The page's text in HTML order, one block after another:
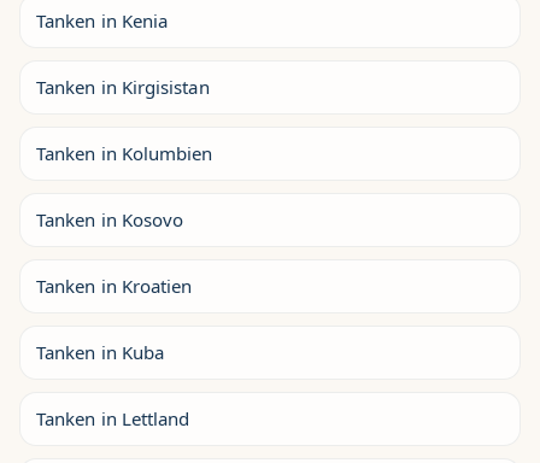
Tanken in Kenia
Tanken in Kirgisistan
Tanken in Kolumbien
Tanken in Kosovo
Tanken in Kroatien
Tanken in Kuba
Tanken in Lettland